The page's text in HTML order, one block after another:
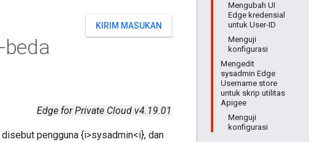
Mengubah UI
Edge kredensial
untuk User-ID
Menguji
konfigurasi
Mengedit
sysadmin Edge
Username store
untuk skrip utilitas
Apigee
Menguji
konfigurasi
KIRIM MASUKAN
Edge for Private Cloud v4.19.01
pengguna {i>sysadmin<i}, dan